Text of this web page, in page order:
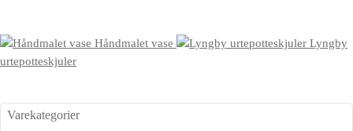
Håndmalet vase
Lyngby
urtepotteskjuler
Varekategorier